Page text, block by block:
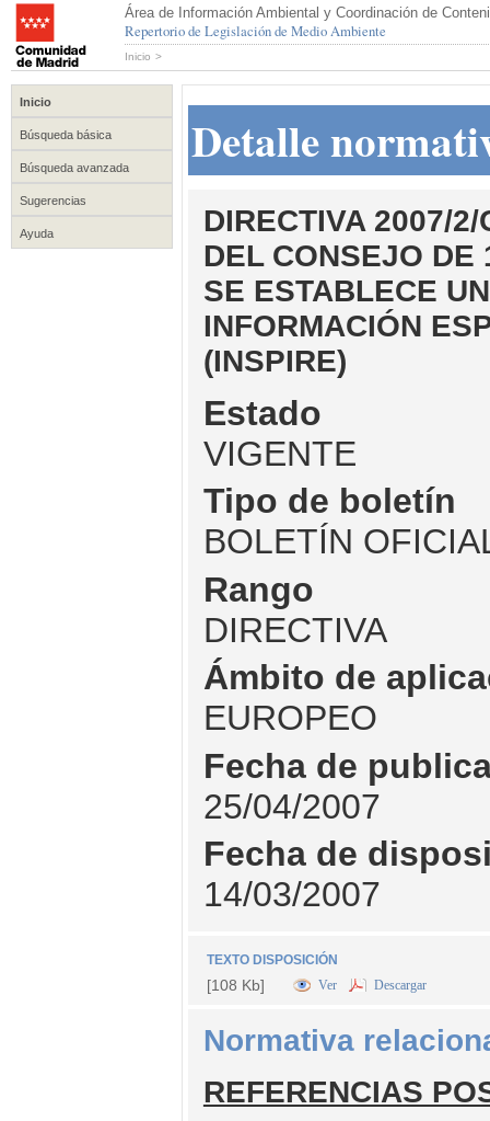
Área de Información Ambiental y Coordinación de
Repertorio de Legislación de Medio Ambiente
Inicio >
Inicio
Búsqueda básica
Búsqueda avanzada
Sugerencias
Ayuda
Detalle
DIRECTIVA 2007/
DEL CONSEJO DE
SE ESTABLECE
INFORMACIÓN
(INSPIRE)
Estado
VIGENTE
Tipo de boletín
BOLETÍN
Rango
DIRECTIVA
Ámbito de
EUROPEO
Fecha de
25/04/2007
Fecha de
14/03/2007
TEXTO DISPOSICIÓN
[108 Kb] Ver Descargar
Normativa
REFERENCIAS